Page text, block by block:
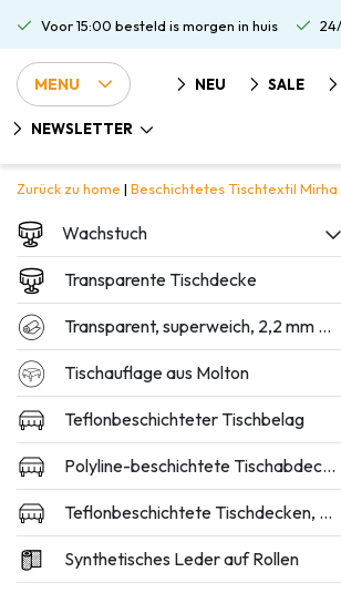
Voor 15:00 besteld is morgen in huis
MENU NEU SALE
NEWSLETTER
Zurück zu home | Beschichtetes Tischtextil Mirha
Wachstuch
Transparente Tischdecke
Transparent, superweich, 2,2 mm dick
Tischauflage aus Molton
Teflonbeschichteter Tischbelag
Polyline-beschichtete Tischabdeckung
Teflonbeschichtete Tischdecken, 160 und 180 cm breit
Synthetisches Leder auf Rollen